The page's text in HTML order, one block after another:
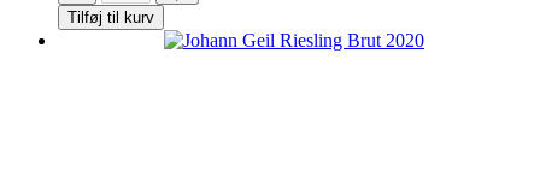
Geil
Spätburgunder
Tilføj til kurv